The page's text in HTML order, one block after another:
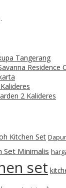
Tangerang
Residence
2 Kalideres
Kitchen Set Dapur
Set Minimalis
set